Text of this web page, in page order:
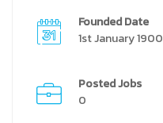
Founded Date
1st January 1900
Posted Jobs
0